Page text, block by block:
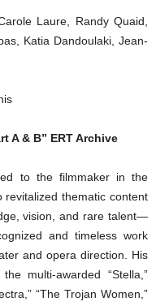
Laure, Randy Quaid,
Katia Dandoulaki, Jean-
A & B” ERT Archive
to the filmmaker in the
thematic content
vision, and rare talent—
and timeless work
and opera direction. His
multi-awarded “Stella,”
“The Trojan Women,”